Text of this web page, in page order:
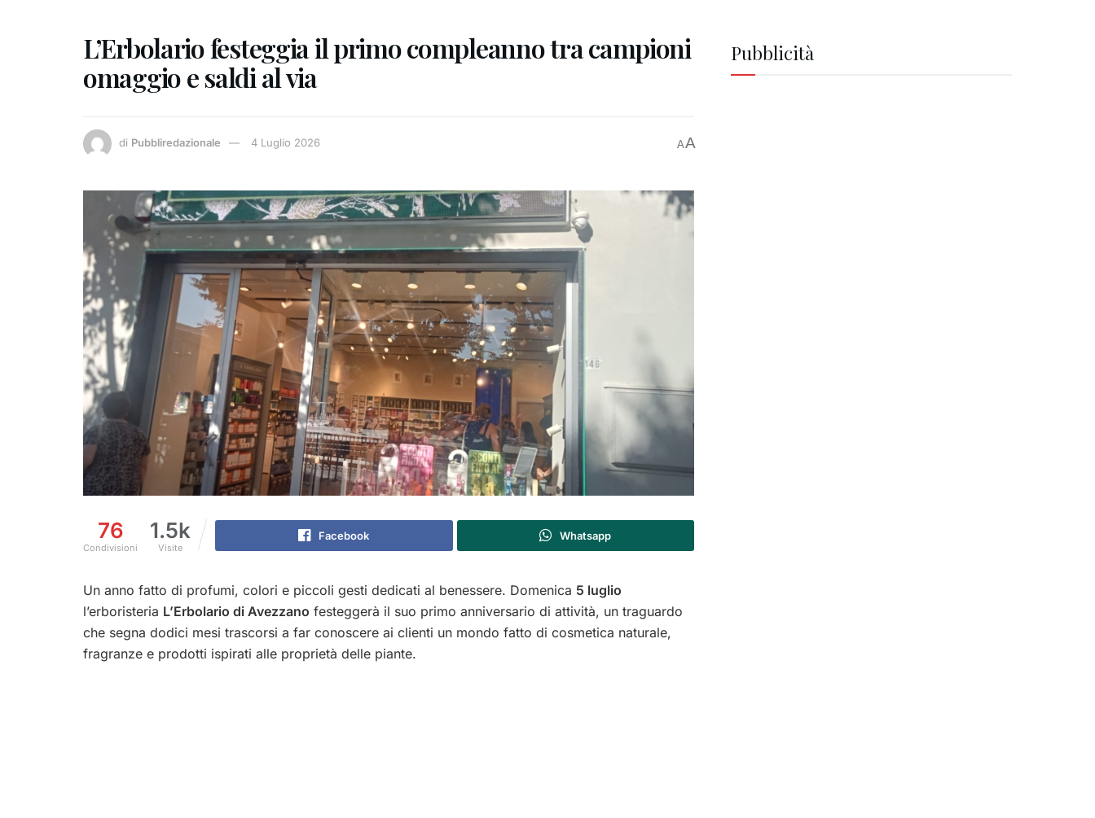
L’Erbolario festeggia il primo compleanno tra campioni
omaggio e saldi al via
di Pubbliredazionale 4 Luglio 2026 AA
76
Condivisioni
1.5k
Visite
Facebook Whatsapp
Un anno fatto di profumi, colori e piccoli gesti dedicati al benessere. Domenica 5 luglio
l’erboristeria L’Erbolario di Avezzano festeggerà il suo primo anniversario di attività, un traguardo
che segna dodici mesi trascorsi a far conoscere ai clienti un mondo fatto di cosmetica naturale,
fragranze e prodotti ispirati alle proprietà delle piante.
Pubblicità